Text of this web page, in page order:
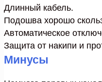
Длинный кабель.
Подошва хорошо
Автоматическое
Защита от накипи и
Минусы